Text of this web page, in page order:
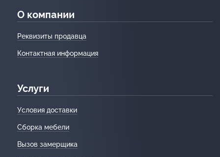
О компании
Реквизиты продавца
Контактная информация
Услуги
Условия доставки
Сборка мебели
Вызов замерщика